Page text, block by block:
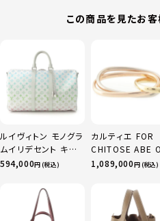
この商品を見たお
ルイヴィトン モノグラ
ムイリデセント キー
ポルバンドリエール
M13915 マルチカラ
594,000円 (税込)
カルティエ FOR
CHITOSE ABE
sacai サカイ 750
ニティ リング 指
ルチカラー 50 51
52 24.9g
1,089,000円 (税込)